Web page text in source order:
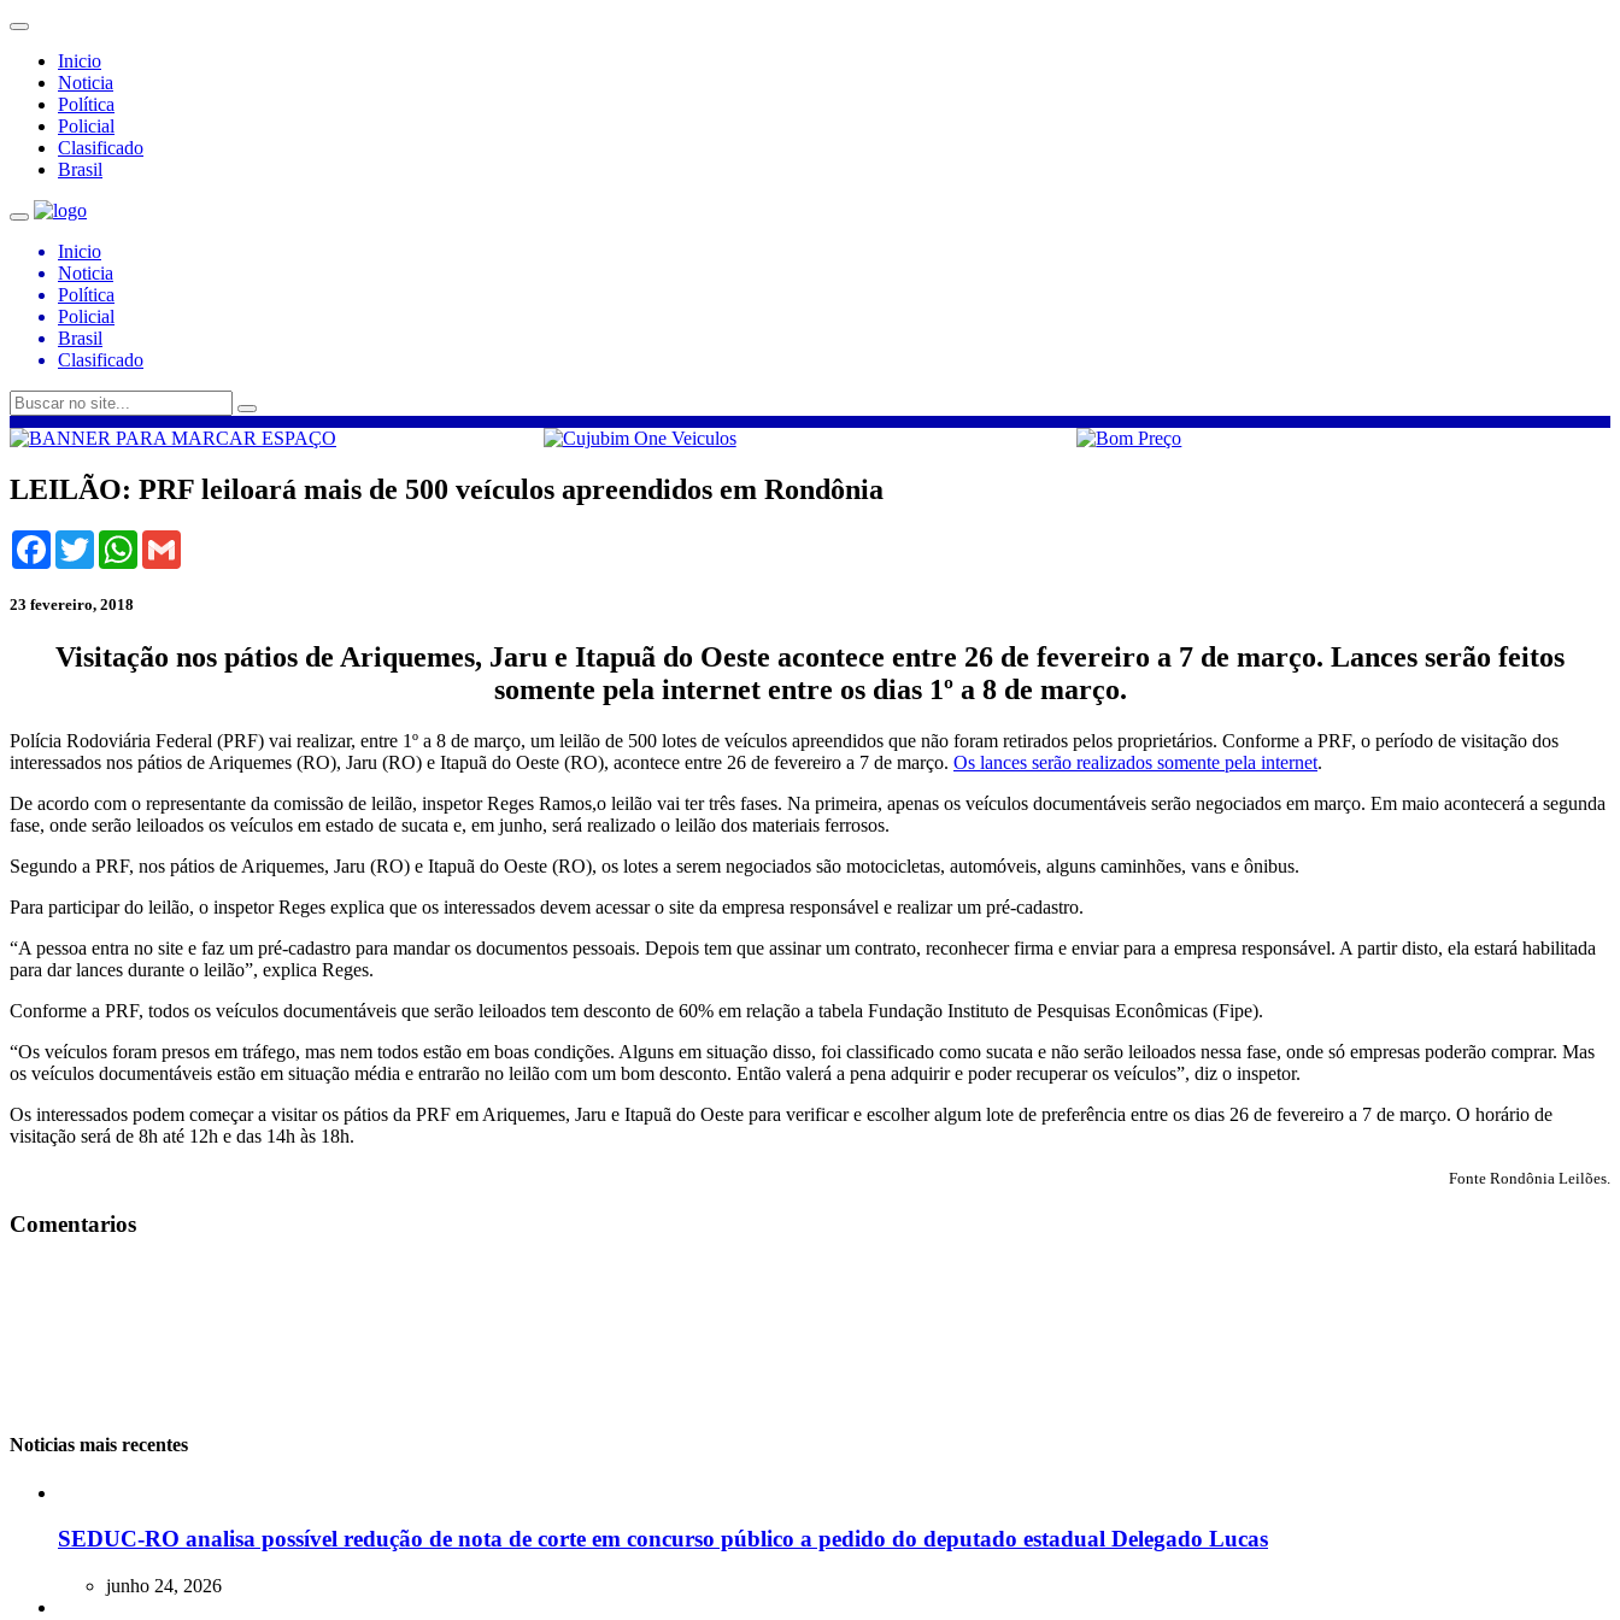
Inicio
Noticia
Política
Policial
Clasificado
Brasil
Inicio
Noticia
Política
Policial
Brasil
Clasificado
LEILÃO: PRF leiloará mais de 500 veículos apreendidos em Rondônia
Facebook
TwitterWhatsApp
23 fevereiro, 2018
Visitação nos pátios de Ariquemes, Jaru e Itapuã do Oeste acontece entre 26 de fevereiro a 7 de março. Lances serão feitos
somente pela internet entre os dias 1º a 8 de março.
Polícia Rodoviária Federal (PRF) vai realizar, entre 1º a 8 de março, um leilão de 500 lotes de veículos apreendidos que não foram retirados pelos proprietários. Conforme a PRF, o período de visitação dos
interessados nos pátios de Ariquemes (RO), Jaru (RO) e Itapuã do Oeste (RO), acontece entre 26 de fevereiro a 7 de março. Os lances serão realizados somente pela internet.
De acordo com o representante da comissão de leilão, inspetor Reges Ramos,o leilão vai ter três fases. Na primeira, apenas os veículos documentáveis serão negociados em março. Em maio acontecerá a segunda
fase, onde serão leiloados os veículos em estado de sucata e, em junho, será realizado o leilão dos materiais ferrosos.
Segundo a PRF, nos pátios de Ariquemes, Jaru (RO) e Itapuã do Oeste (RO), os lotes a serem negociados são motocicletas, automóveis, alguns caminhões, vans e ônibus.
Para participar do leilão, o inspetor Reges explica que os interessados devem acessar o site da empresa responsável e realizar um pré-cadastro.
“A pessoa entra no site e faz um pré-cadastro para mandar os documentos pessoais. Depois tem que assinar um contrato, reconhecer firma e enviar para a empresa responsável. A partir disto, ela estará habilitada
para dar lances durante o leilão”, explica Reges.
Conforme a PRF, todos os veículos documentáveis que serão leiloados tem desconto de 60% em relação a tabela Fundação Instituto de Pesquisas Econômicas (Fipe).
“Os veículos foram presos em tráfego, mas nem todos estão em boas condições. Alguns em situação disso, foi classificado como sucata e não serão leiloados nessa fase, onde só empresas poderão comprar. Mas
os veículos documentáveis estão em situação média e entrarão no leilão com um bom desconto. Então valerá a pena adquirir e poder recuperar os veículos”, diz o inspetor.
Os interessados podem começar a visitar os pátios da PRF em Ariquemes, Jaru e Itapuã do Oeste para verificar e escolher algum lote de preferência entre os dias 26 de fevereiro a 7 de março. O horário de
visitação será de 8h até 12h e das 14h às 18h.
Fonte Rondônia Leilões.
Comentarios
Noticias mais recentes
SEDUC-RO analisa possível redução de nota de corte em concurso público a pedido do deputado estadual Delegado Lucas
junho 24, 2026